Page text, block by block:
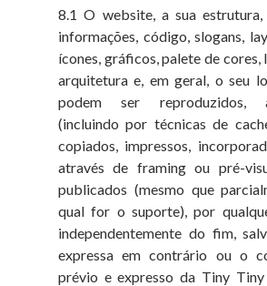
8.1 O website, a sua
informações, código, slogans,
ícones, gráficos, palete de cores,
arquitetura e, em geral, o seu
podem ser reproduzidos,
(incluindo por técnicas de
copiados, impressos,
através de framing ou pré-
publicados (mesmo que
qual for o suporte), por
independentemente do fim,
expressa em contrário ou o
prévio e expresso da Tiny Tiny